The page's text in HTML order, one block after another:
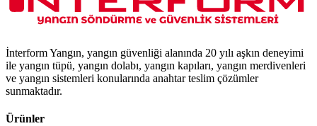
İnterform Yangın, yangın güvenliği alanında 20 yılı aşkın deneyimi
ile yangın tüpü, yangın dolabı, yangın kapıları, yangın merdivenleri
ve yangın sistemleri konularında anahtar teslim çözümler
sunmaktadır.
Ürünler